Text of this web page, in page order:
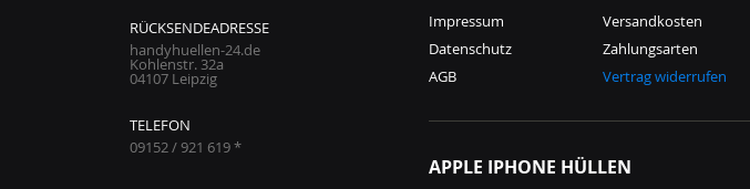
RÜCKSENDEADRESSE
handyhuellen-24.de
Kohlenstr. 32a
04107 Leipzig
TELEFON
09152 / 921 619 *
Impressum
Datenschutz
AGB
Versandkosten
Zahlungsarten
Vertrag widerrufen
APPLE IPHONE HÜLLEN